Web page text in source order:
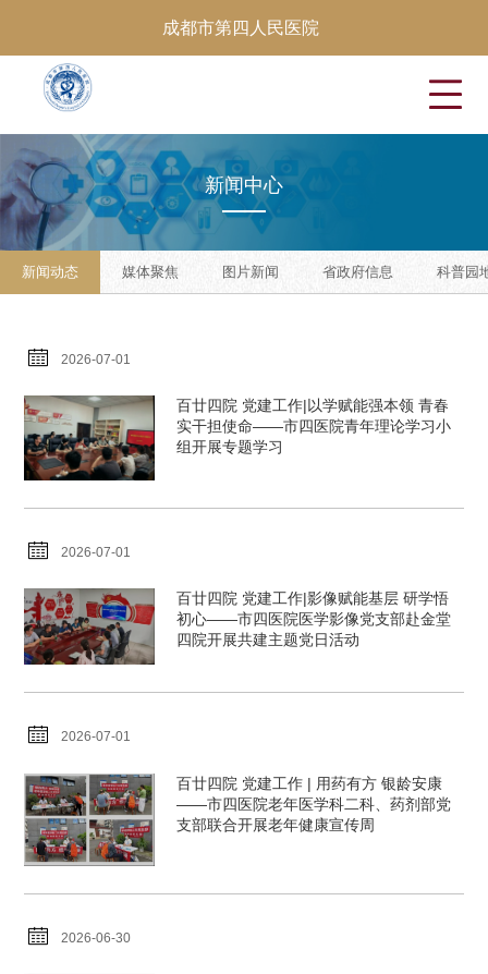
成都市第四人民医院
新闻中心
新闻动态 媒体聚焦 图片新闻 省政府信息 科普园
2026-07-01
百廿四院 党建工作|以学赋能强本领 青春
实干担使命——市四医院青年理论学习小
组开展专题学习
2026-07-01
百廿四院 党建工作|影像赋能基层 研学悟
初心——市四医院医学影像党支部赴金堂
四院开展共建主题党日活动
2026-07-01
百廿四院 党建工作 | 用药有方 银龄安康
——市四医院老年医学科二科、药剂部党
支部联合开展老年健康宣传周
2026-06-30